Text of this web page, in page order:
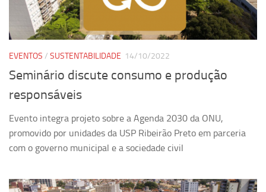
Pesquisa
Grupos de Estudo
Grupo de Estudos Avançados em Tecnologia e Informação
em Saúde com foco em Populações Vulneráveis
Grupos de estudo encerrados
Grupos de Pesquisa
Direito e Tecnologia (Tech Law)
EVENTOS / SUSTENTABILIDADE 14/10/2022
Seminário discute consumo e produção
responsáveis
Evento integra projeto sobre a Agenda 2030 da ONU,
promovido por unidades da USP Ribeirão Preto em parceria
com o governo municipal e a sociedade civil